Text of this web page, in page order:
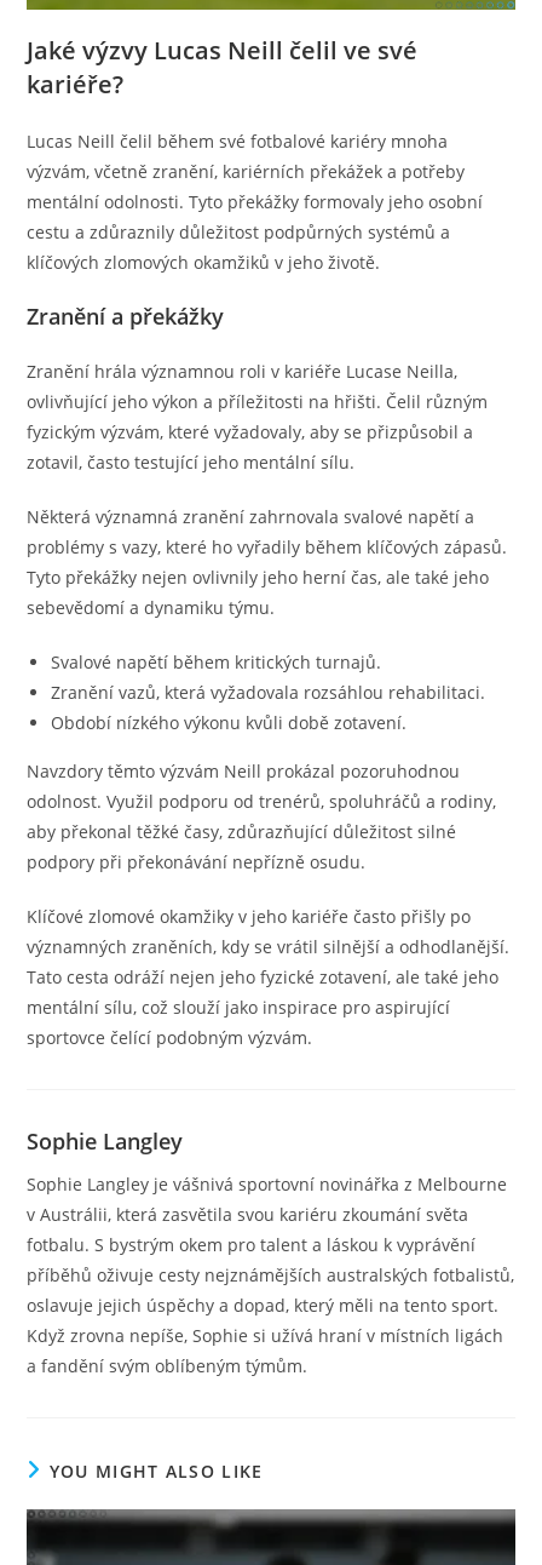
Jaké výzvy Lucas Neill čelil ve své
kariéře?
Lucas Neill čelil během své fotbalové kariéry mnoha
výzvám, včetně zranění, kariérních překážek a potřeby
mentální odolnosti. Tyto překážky formovaly jeho osobní
cestu a zdůraznily důležitost podpůrných systémů a
klíčových zlomových okamžiků v jeho životě.
Zranění a překážky
Zranění hrála významnou roli v kariéře Lucase Neilla,
ovlivňující jeho výkon a příležitosti na hřišti. Čelil různým
fyzickým výzvám, které vyžadovaly, aby se přizpůsobil a
zotavil, často testující jeho mentální sílu.
Některá významná zranění zahrnovala svalové napětí a
problémy s vazy, které ho vyřadily během klíčových zápasů.
Tyto překážky nejen ovlivnily jeho herní čas, ale také jeho
sebevědomí a dynamiku týmu.
Svalové napětí během kritických turnajů.
Zranění vazů, která vyžadovala rozsáhlou rehabilitaci.
Období nízkého výkonu kvůli době zotavení.
Navzdory těmto výzvám Neill prokázal pozoruhodnou
odolnost. Využil podporu od trenérů, spoluhráčů a rodiny,
aby překonal těžké časy, zdůrazňující důležitost silné
podpory při překonávání nepřízně osudu.
Klíčové zlomové okamžiky v jeho kariéře často přišly po
významných zraněních, kdy se vrátil silnější a odhodlanější.
Tato cesta odráží nejen jeho fyzické zotavení, ale také jeho
mentální sílu, což slouží jako inspirace pro aspirující
sportovce čelící podobným výzvám.
Sophie Langley
Sophie Langley je vášnivá sportovní novinářka z Melbourne
v Austrálii, která zasvětila svou kariéru zkoumání světa
fotbalu. S bystrým okem pro talent a láskou k vyprávění
příběhů oživuje cesty nejznámějších australských fotbalistů,
oslavuje jejich úspěchy a dopad, který měli na tento sport.
Když zrovna nepíše, Sophie si užívá hraní v místních ligách
a fandění svým oblíbeným týmům.
YOU MIGHT ALSO LIKE